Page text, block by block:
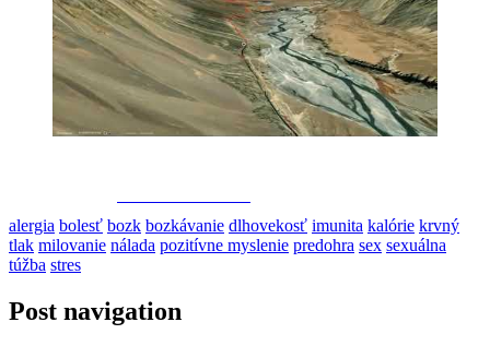
alergia bolesť bozk bozkávanie dlhovekosť imunita kalórie krvný
tlak milovanie nálada pozitívne myslenie predohra sex sexuálna
túžba stres
Post navigation